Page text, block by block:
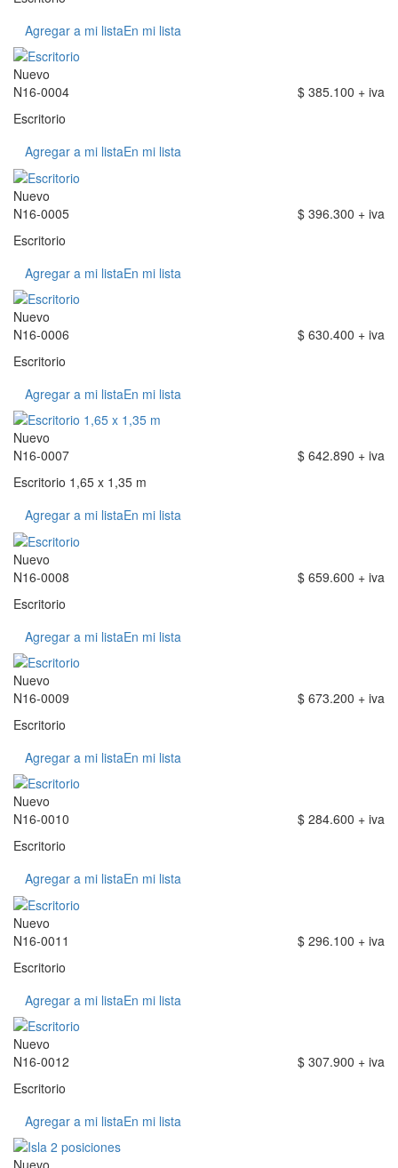
Agregar a mi listaEn mi lista
Nuevo
N16-0004
$ 385.100 + iva
Escritorio
Agregar a mi listaEn mi lista
Nuevo
N16-0005
$ 396.300 + iva
Escritorio
Agregar a mi listaEn mi lista
Nuevo
N16-0006
$ 630.400 + iva
Escritorio
Agregar a mi listaEn mi lista
Nuevo
N16-0007
$ 642.890 + iva
Escritorio 1,65 x 1,35 m
Agregar a mi listaEn mi lista
Nuevo
N16-0008
$ 659.600 + iva
Escritorio
Agregar a mi listaEn mi lista
Nuevo
N16-0009
$ 673.200 + iva
Escritorio
Agregar a mi listaEn mi lista
Nuevo
N16-0010
$ 284.600 + iva
Escritorio
Agregar a mi listaEn mi lista
Nuevo
N16-0011
$ 296.100 + iva
Escritorio
Agregar a mi listaEn mi lista
Nuevo
N16-0012
$ 307.900 + iva
Escritorio
Agregar a mi listaEn mi lista